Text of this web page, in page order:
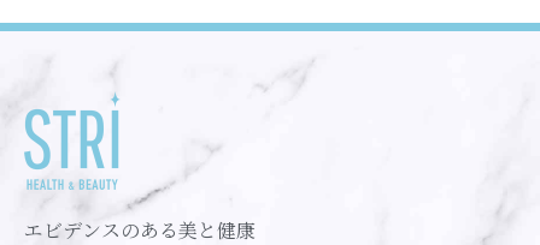
エビデンスのある美と健康